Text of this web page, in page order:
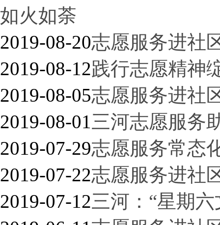
如火如荼
2019-08-20志愿服务进社
2019-08-12践行志愿精神
2019-08-05志愿服务进社
2019-08-01三河志愿服务
2019-07-29志愿服务常态
2019-07-22志愿服务进社
2019-07-12三河：“星期